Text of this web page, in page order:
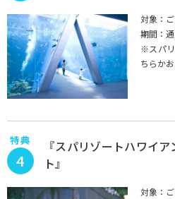
対象：
期間：
※スパ
ちらか
特典
4
『スパリゾートハワイ
ト』
対象：